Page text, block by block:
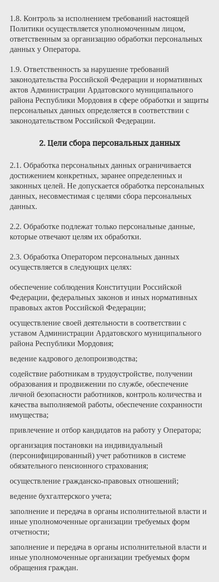
1.8. Контроль за исполнением требований настоящей
Политики осуществляется уполномоченным лицом,
ответственным за организацию обработки персональных
данных у Оператора.
1.9. Ответственность за нарушение требований
законодательства Российской Федерации и нормативных
актов Администрации Ардатовского муниципального
района Республики Мордовия в сфере обработки и защиты
персональных данных определяется в соответствии с
законодательством Российской Федерации.
2. Цели сбора персональных данных
2.1. Обработка персональных данных ограничивается
достижением конкретных, заранее определенных и
законных целей. Не допускается обработка персональных
данных, несовместимая с целями сбора персональных
данных.
2.2. Обработке подлежат только персональные данные,
которые отвечают целям их обработки.
2.3. Обработка Оператором персональных данных
осуществляется в следующих целях:
обеспечение соблюдения Конституции Российской
Федерации, федеральных законов и иных нормативных
правовых актов Российской Федерации;
осуществление своей деятельности в соответствии с
уставом Администрации Ардатовского муниципального
района Республики Мордовия;
ведение кадрового делопроизводства;
содействие работникам в трудоустройстве, получении
образования и продвижении по службе, обеспечение
личной безопасности работников, контроль количества и
качества выполняемой работы, обеспечение сохранности
имущества;
привлечение и отбор кандидатов на работу у Оператора;
организация постановки на индивидуальный
(персонифицированный) учет работников в системе
обязательного пенсионного страхования;
осуществление гражданско-правовых отношений;
ведение бухгалтерского учета;
заполнение и передача в органы исполнительной власти и
иные уполномоченные организации требуемых форм
отчетности;
заполнение и передача в органы исполнительной власти и
иные уполномоченные организации требуемых форм
обращения граждан.